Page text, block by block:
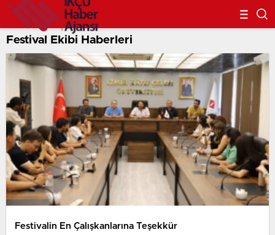
Festival Ekibi Haberleri
Festivalin En Çalışkanlarına Teşekkür